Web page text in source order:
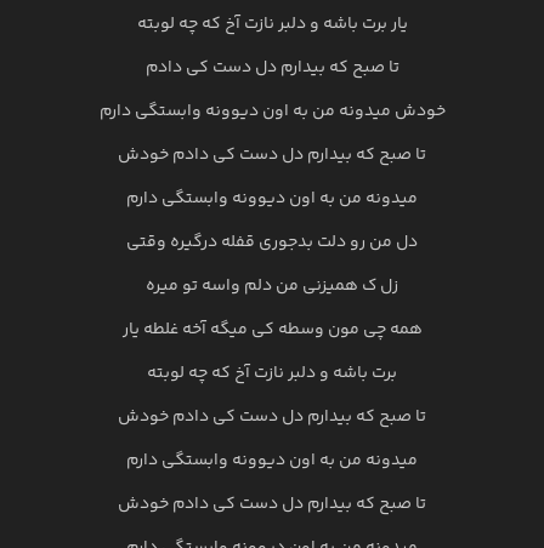
یار برت باشه و دلبر نازت آخ که چه لوبته
تا صبح که بیدارم دل دست کی دادم
خودش میدونه من به اون دیوونه وابستگی دارم
تا صبح که بیدارم دل دست کی دادم خودش
میدونه من به اون دیوونه وابستگی دارم
دل من رو دلت بدجوری قفله درگیره وقتی
زل ک همیزنی من دلم واسه تو میره
همه چی مون وسطه کی میگه آخه غلطه یار
برت باشه و دلبر نازت آخ که چه لوبته
تا صبح که بیدارم دل دست کی دادم خودش
میدونه من به اون دیوونه وابستگی دارم
تا صبح که بیدارم دل دست کی دادم خودش